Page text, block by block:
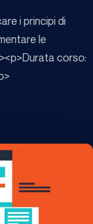
i principi di
le
corso: